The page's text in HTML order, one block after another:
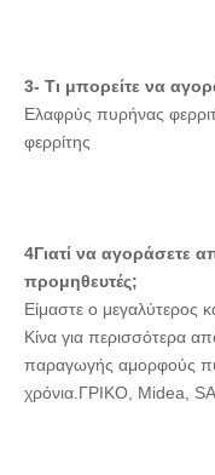
3- Τι μπορείτε να
Ελαφρύς πυρήνας
φερρίτης
4Γιατί να αγοράσετε
προμηθευτές;
Είμαστε ο μεγαλύτερος
Κίνα για περισσότερα
παραγωγής αμορφούς
χρόνια.ΓΡΙΚΟ, Midea,